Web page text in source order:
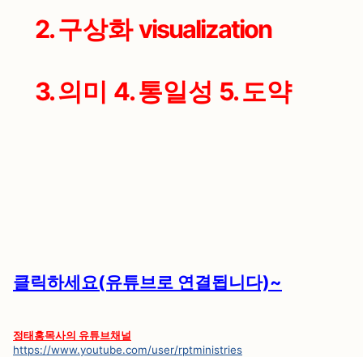
2.구상화visualization
3.의미 4.통일성 5.도약
클릭하세요(유튜브로 연결됩니다)~
정태홍목사의 유튜브채널
https://www.youtube.com/user/rptministries